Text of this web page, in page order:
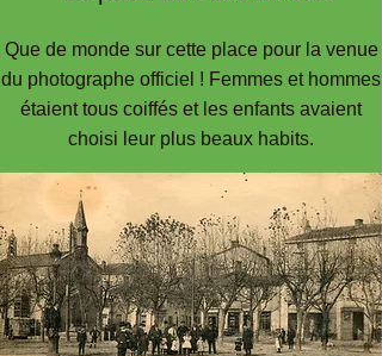
Que de monde sur cette place pour la venue
du photographe officiel ! Femmes et hommes
étaient tous coiffés et les enfants avaient
choisi leur plus beaux habits.